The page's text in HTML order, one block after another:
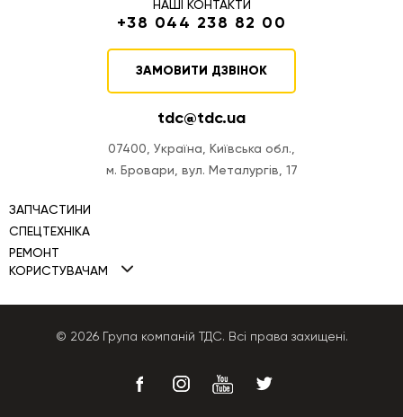
ЗАПЧАСТИНИ
СПЕЦТЕХНІКА
Міні навантажувачі TDC
Екскаватори-навантажувачі
РЕМОНТ
КОРИСТУВАЧАМ
Політика Cookies
Політика конфіденційності
НАШІ КОНТАКТИ
+38 044 238 82 00
ЗАМОВИТИ ДЗВІНОК
tdc@tdc.ua
07400, Україна, Київська обл.,
м. Бровари, вул. Металургів, 17
© 2026 Група компаній ТДС. Всі права захищені.